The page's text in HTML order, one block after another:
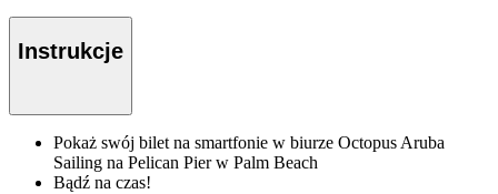
Instrukcje
Pokaż swój bilet na smartfonie w biurze Octopus Aruba
Sailing na Pelican Pier w Palm Beach
Bądź na czas!